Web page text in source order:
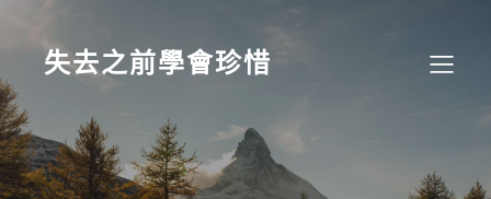
content
失去之前學會珍惜